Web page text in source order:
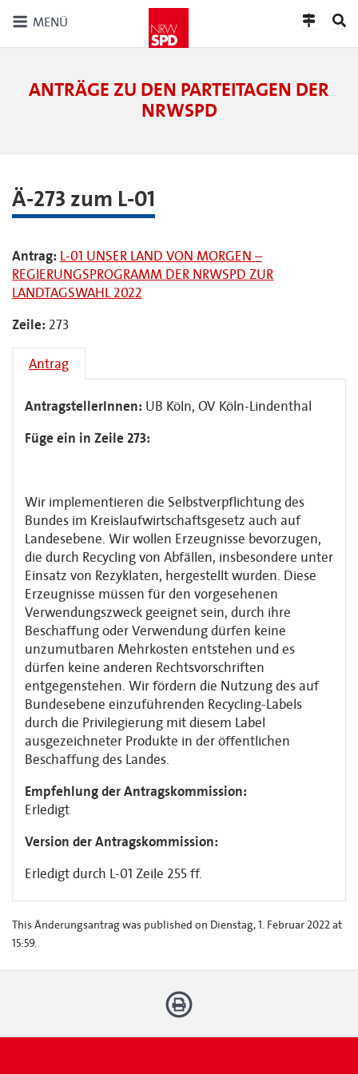
MENÜ
ANTRÄGE ZU DEN PARTEITAGEN DER
NRWSPD
Ä-273 zum L-01
Antrag: L-01 UNSER LAND VON MORGEN –
REGIERUNGSPROGRAMM DER NRWSPD ZUR
LANDTAGSWAHL 2022
Zeile: 273
Antrag
AntragstellerInnen: UB Köln, OV Köln-Lindenthal
Füge ein in Zeile 273:
Wir implementieren die Selbstverpflichtung des
Bundes im Kreislaufwirtschaftsgesetz auch auf
Landesebene. Wir wollen Erzeugnisse bevorzugen,
die durch Recycling von Abfällen, insbesondere unter
Einsatz von Rezyklaten, hergestellt wurden. Diese
Erzeugnisse müssen für den vorgesehenen
Verwendungszweck geeignet sein, durch ihre
Beschaffung oder Verwendung dürfen keine
unzumutbaren Mehrkosten entstehen und es
dürfen keine anderen Rechtsvorschriften
entgegenstehen. Wir fördern die Nutzung des auf
Bundesebene einzuführenden Recycling-Labels
durch die Privilegierung mit diesem Label
ausgezeichneter Produkte in der öffentlichen
Beschaffung des Landes.
Empfehlung der Antragskommission:
Erledigt
Version der Antragskommission:
Erledigt durch L-01 Zeile 255 ff.
This Änderungsantrag was published on Dienstag, 1. Februar 2022 at
15:59.